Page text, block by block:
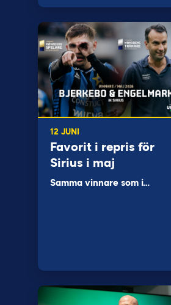
12 JUNI
Favorit i repris för
Sirius i maj
Samma vinnare som i…